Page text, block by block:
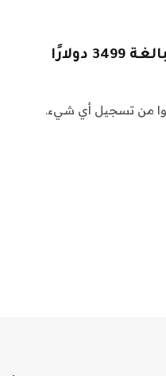
من تسجيل أي شيء.